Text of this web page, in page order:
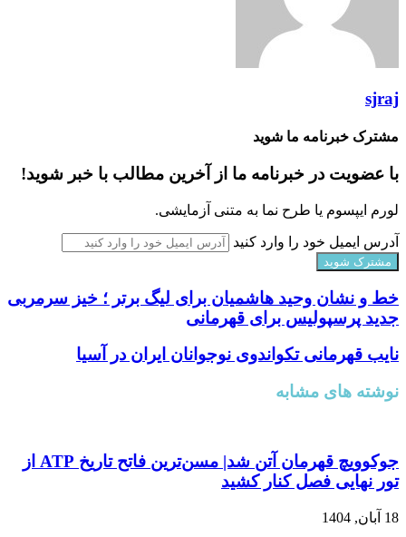
sjraj
مشترک خبرنامه ما شوید
با عضویت در خبرنامه ما از آخرین مطالب با خبر شوید!
لورم ایپسوم یا طرح‌ نما به متنی آزمایشی.
آدرس ایمیل خود را وارد کنید
خط و نشان وحید هاشمیان برای لیگ برتر ؛ خیز سرمربی
جدید پرسپولیس برای قهرمانی
نایب قهرمانی تکواندوی نوجوانان ایران در آسیا
نوشته های مشابه
جوکوویچ قهرمان آتن شد| مسن‌ترین فاتح تاریخ ATP از
تور نهایی فصل کنار کشید
18 آبان, 1404